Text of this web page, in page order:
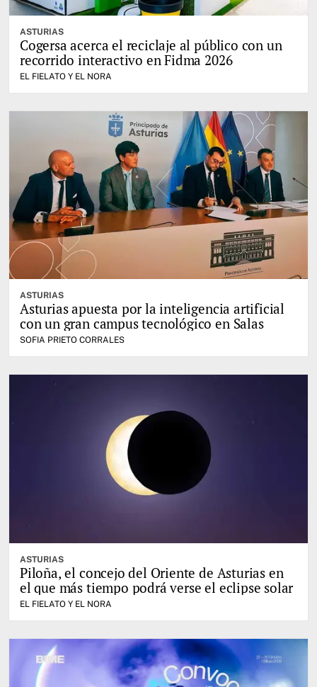
ASTURIAS
Cogersa acerca el reciclaje al público con un
recorrido interactivo en Fidma 2026
EL FIELATO Y EL NORA
ASTURIAS
Asturias apuesta por la inteligencia artificial
con un gran campus tecnológico en Salas
SOFIA PRIETO CORRALES
ASTURIAS
Piloña, el concejo del Oriente de Asturias en
el que más tiempo podrá verse el eclipse solar
EL FIELATO Y EL NORA